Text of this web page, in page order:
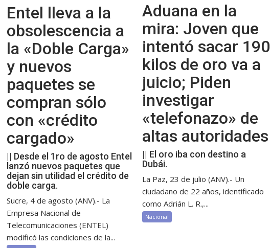
Entel lleva a la
obsolescencia a
la «Doble Carga»
y nuevos
paquetes se
compran sólo
con «crédito
cargado»
|| Desde el 1ro de agosto Entel
lanzó nuevos paquetes que
dejan sin utilidad el crédito de
doble carga.
Sucre, 4 de agosto (ANV).- La
Empresa Nacional de
Telecomunicaciones (ENTEL)
modificó las condiciones de la...
Aduana en la
mira: Joven que
intentó sacar 190
kilos de oro va a
juicio; Piden
investigar
«telefonazo» de
altas autoridades
|| El oro iba con destino a
Dubái.
La Paz, 23 de julio (ANV).- Un
ciudadano de 22 años, identificado
como Adrián L. R.,...
Nacional